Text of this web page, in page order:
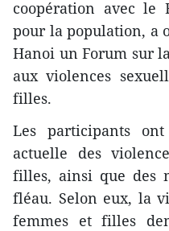
coopération avec le
pour la population, a
Hanoi un Forum sur
aux violences
filles.
Les participants
actuelle des
filles, ainsi que des
fléau. Selon eux, la
femmes et filles